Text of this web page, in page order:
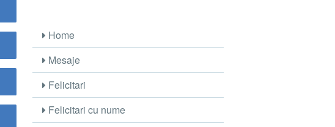
Home
Mesaje
Felicitari
Felicitari cu nume